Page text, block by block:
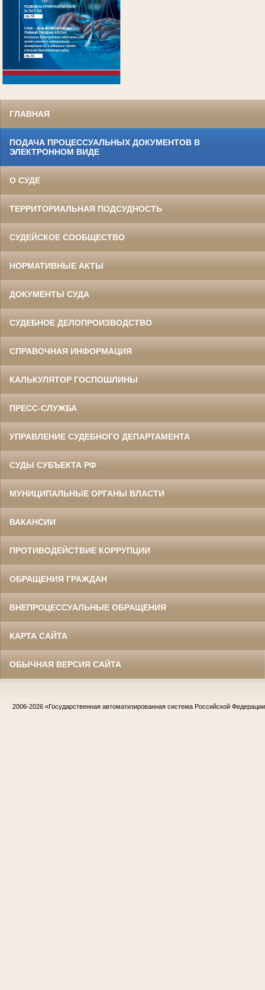
ГЛАВНАЯ
ПОДАЧА ПРОЦЕССУАЛЬНЫХ ДОКУМЕНТОВ В
ЭЛЕКТРОННОМ ВИДЕ
О СУДЕ
ТЕРРИТОРИАЛЬНАЯ ПОДСУДНОСТЬ
СУДЕЙСКОЕ СООБЩЕСТВО
НОРМАТИВНЫЕ АКТЫ
ДОКУМЕНТЫ СУДА
СУДЕБНОЕ ДЕЛОПРОИЗВОДСТВО
СПРАВОЧНАЯ ИНФОРМАЦИЯ
КАЛЬКУЛЯТОР ГОСПОШЛИНЫ
ПРЕСС-СЛУЖБА
УПРАВЛЕНИЕ СУДЕБНОГО ДЕПАРТАМЕНТА
СУДЫ СУБЪЕКТА РФ
МУНИЦИПАЛЬНЫЕ ОРГАНЫ ВЛАСТИ
ВАКАНСИИ
ПРОТИВОДЕЙСТВИЕ КОРРУПЦИИ
ОБРАЩЕНИЯ ГРАЖДАН
ВНЕПРОЦЕССУАЛЬНЫЕ ОБРАЩЕНИЯ
КАРТА САЙТА
ОБЫЧНАЯ ВЕРСИЯ САЙТА
2006-2026 «Государственная автоматизированная система Российской